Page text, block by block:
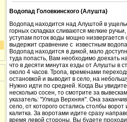
Водопад Головкинского (Алушта)
Водопад находится над Алуштой в
горных складках сливаются мелкие
уступам поток воды мощно низвергается
выдержит сравнение с известным
Водопад находится в дикой, мало
туда попасть, Вам необходимо доехать
что в десяти минутах езды от Алушты в
около 4 часов. Тропа, временами
остановкой и выводит в село, на
Нужно идти по средней. Когда Вы
несколько сосен, то смотрите за
указатель: "Улица Верхняя". Она
село, от которого остались столбы
калитка. За воротами идите сразу
время левой стороны. Вы будете